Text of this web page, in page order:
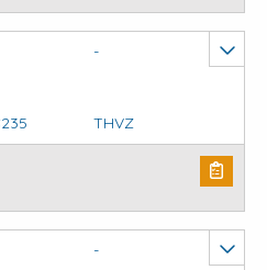
-
THVZ
model C aantal
-